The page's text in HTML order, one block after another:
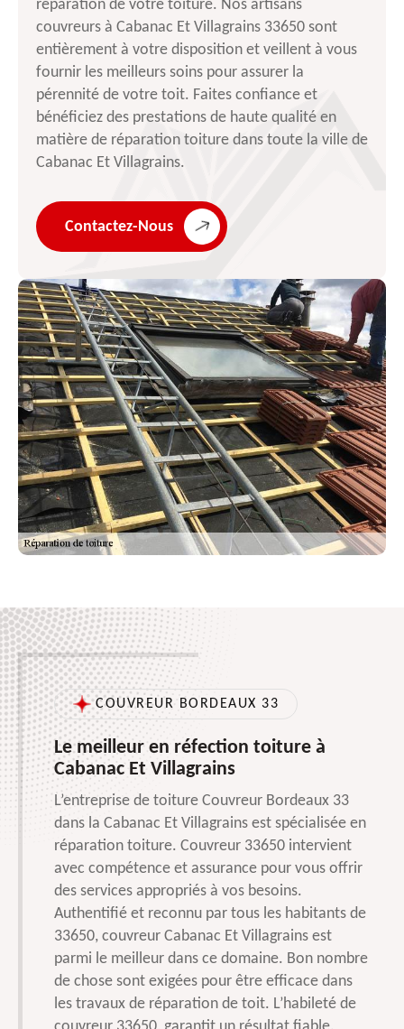
réparation de votre toiture. Nos artisans
couvreurs à Cabanac Et Villagrains 33650 sont
entièrement à votre disposition et veillent à vous
fournir les meilleurs soins pour assurer la
pérennité de votre toit. Faites confiance et
bénéficiez des prestations de haute qualité en
matière de réparation toiture dans toute la ville de
Cabanac Et Villagrains.
Contactez-Nous
COUVREUR BORDEAUX 33
Le meilleur en réfection toiture à
Cabanac Et Villagrains
L’entreprise de toiture Couvreur Bordeaux 33
dans la Cabanac Et Villagrains est spécialisée en
réparation toiture. Couvreur 33650 intervient
avec compétence et assurance pour vous offrir
des services appropriés à vos besoins.
Authentifié et reconnu par tous les habitants de
33650, couvreur Cabanac Et Villagrains est
parmi le meilleur dans ce domaine. Bon nombre
de chose sont exigées pour être efficace dans
les travaux de réparation de toit. L’habileté de